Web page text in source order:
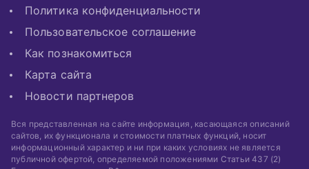
Политика конфиденциальности
Пользовательское соглашение
Как познакомиться
Карта сайта
Новости партнеров
Вся представленная на сайте информация, касающаяся описаний
сайтов, их функционала и стоимости платных функций, носит
информационный характер и ни при каких условиях не является
публичной офертой, определяемой положениями Статьи 437 (2)